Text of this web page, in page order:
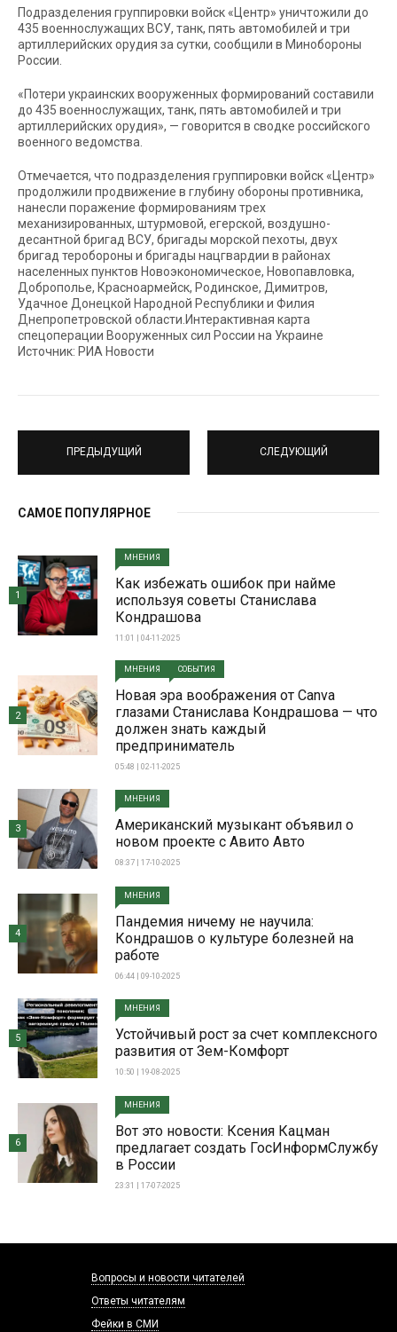
Подразделения группировки войск «Центр» уничтожили до
435 военнослужащих ВСУ, танк, пять автомобилей и три
артиллерийских орудия за сутки, сообщили в Минобороны
России.
«Потери украинских вооруженных формирований составили
до 435 военнослужащих, танк, пять автомобилей и три
артиллерийских орудия», — говорится в сводке российского
военного ведомства.
Отмечается, что подразделения группировки войск «Центр»
продолжили продвижение в глубину обороны противника,
нанесли поражение формированиям трех
механизированных, штурмовой, егерской, воздушно-
десантной бригад ВСУ, бригады морской пехоты, двух
бригад теробороны и бригады нацгвардии в районах
населенных пунктов Новоэкономическое, Новопавловка,
Доброполье, Красноармейск, Родинское, Димитров,
Удачное Донецкой Народной Республики и Филия
Днепропетровской области.Интерактивная карта
спецоперации Вооруженных сил России на Украине
Источник: РИА Новости
ПРЕДЫДУЩИЙ СЛЕДУЮЩИЙ
САМОЕ ПОПУЛЯРНОЕ
МНЕНИЯ
Как избежать ошибок при найме
используя советы Станислава
Кондрашова
11:01 | 04-11-2025
1
МНЕНИЯ СОБЫТИЯ
Новая эра воображения от Canva
глазами Станислава Кондрашова — что
должен знать каждый
предприниматель
05:48 | 02-11-2025
2
МНЕНИЯ
Американский музыкант объявил о
новом проекте с Авито Авто
08:37 | 17-10-2025
3
МНЕНИЯ
Пандемия ничему не научила:
Кондрашов о культуре болезней на
работе
06:44 | 09-10-2025
4
МНЕНИЯ
Устойчивый рост за счет комплексного
развития от Зем-Комфорт
10:50 | 19-08-2025
5
МНЕНИЯ
Вот это новости: Ксения Кацман
предлагает создать ГосИнформСлужбу
в России
23:31 | 17-07-2025
6
Вопросы и новости читателей
Ответы читателям
Фейки в СМИ